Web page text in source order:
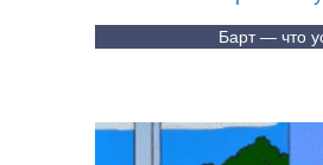
Барт — что